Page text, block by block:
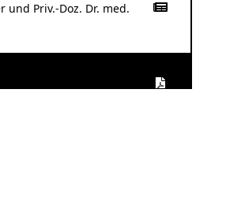
und Priv.-Doz. Dr. med.